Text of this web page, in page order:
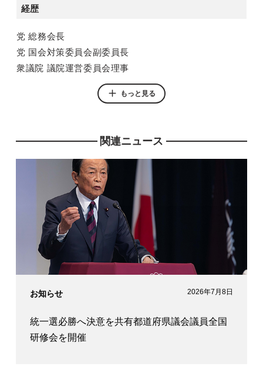
経歴
党 総務会長
党 国会対策委員会副委員長
衆議院 議院運営委員会理事
党 農林・食料戦略調査会農産物輸出促進対策委員会 委
党 安全保障調査会事務局次長
党 安全保障調査会ミサイル防衛に関する検討チーム事
党 経済成長戦略本部事務局次長
党 経済成長戦略本部 新経済指標検討ＰＴ事務局長
党 雇用問題調査会幹事
党 税制調査会幹事
党 競争政策調査会事務局長代理
党 地方創生実行統合本部副幹事長
党 国際局次長
もっと見る
関連ニュース
お知らせ 2026年7月8日
統一選必勝へ決意を共有都道府県議会議員全国
研修会を開催